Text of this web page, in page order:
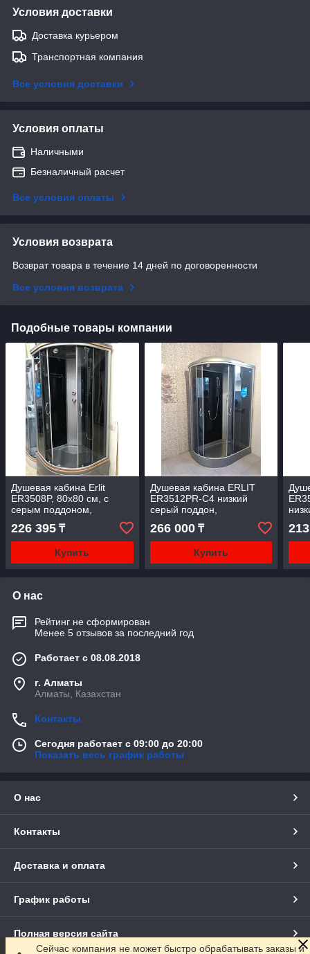
Условия доставки
Доставка курьером
Транспортная компания
Все условия доставки
Условия оплаты
Наличными
Безналичный расчет
Все условия оплаты
Условия возврата
Возврат товара в течение 14 дней по договоренности
Все условия возврата
Подобные товары компании
Душевая кабина Erlit
ER3508P, 80х80 см, с
серым поддоном,
тонированным стеклом.
226 395 ₸
Купить
Душевая кабина ERLIT
ER3512PR-C4 низкий
серый поддон,
тонированное стекло
266 000₸
Купить
О нас
Рейтинг не сформирован
Менее 5 отзывов за последний год
Работает с 08.08.2018
г. Алматы
Алматы, Казахстан
Контакты
Сегодня работает с 09:00 до 20:00
Показать весь график работы
О нас
Контакты
Доставка и оплата
График работы
Полная версия сайта
Сейчас компания не может быстро обрабатывать заказы и